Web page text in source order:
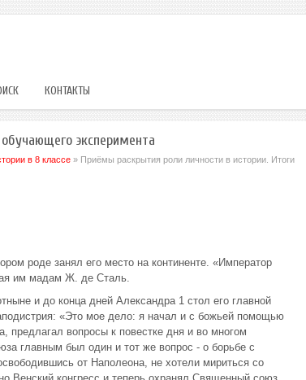
КОНТАКТЫ
эксперимента
в 8 классе» Приёмы раскрытия роли личности в истории. Итоги
роде занял его место на континенте. «Император
им мадам Ж. де Сталь.
и до конца дней Александра 1 стол его главной
«Это мое дело: я начал и с божьей помощью
вопросы к повестке дня и во многом
главным был один и тот же вопрос - о борьбе с
от Наполеона, не хотели мириться со